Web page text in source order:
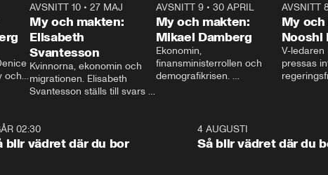
23:40
och
AVSNITT 10 •27 MAJ
My och makten:
Elisabeth
Svantesson
Kvinnorna, ekonomin och
migrationen. Elisabeth
Svantesson ställs till svars
AVSNITT 9• 30 APRIL
My och makten:
Mikael Damberg
Ekonomin,
finansministerrollen och
demografikrisen.
och Makten.
AVSNITT
My
Nooshi
V-ledaren
pressas
– Vi
vara med
1:06
02:30
blir vädret där du bor
4 AUGUSTI
Så blir vädret där du